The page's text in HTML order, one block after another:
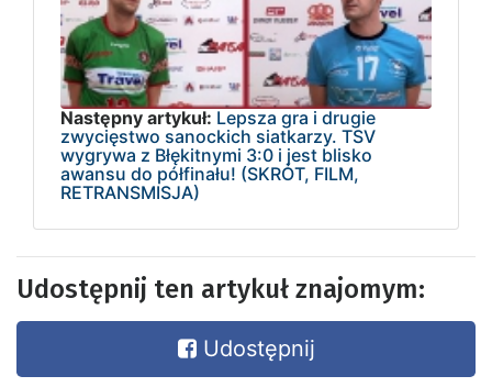
Następny artykuł: Lepsza gra i drugie
zwycięstwo sanockich siatkarzy. TSV
wygrywa z Błękitnymi 3:0 i jest blisko
awansu do półfinału! (SKRÓT, FILM,
RETRANSMISJA)
Udostępnij ten artykuł znajomym:
Udostępnij